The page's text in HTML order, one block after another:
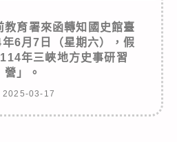
教育署來函轉知國史館臺
6月7日（星期六），假
年三峽地方史事研習
營」。
2025-03-17